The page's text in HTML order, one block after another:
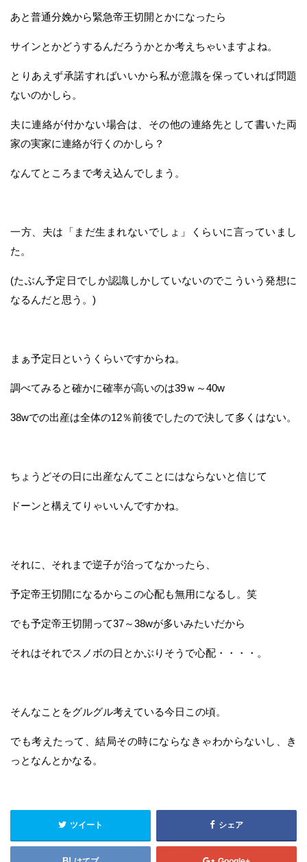
あと普通分娩から緊急帝王切開とかになったら
サインとかどうするんだろうかとか考えちゃいますよね。
とりあえず承諾すればいいから私が意識を保っていれば問題
ないのかしら。
夫に連絡が付かない場合は、その他の連絡先として書いた両
家の実家に連絡が行くのかしら？
なんてところまで考え込んでしまう。
一方、夫は「まだ生まれないでしょ」くらいに言っていまし
た。
(たぶん予定日でしか認識しかしていないのでこういう発想に
なるんだと思う。)
まぁ予定日というくらいですからね。
調べてみると確かに確率が高いのは39ｗ～40w
38wでの出産は全体の12％前後でしたので決して多くはない。
ちょうどその日に出産なんてことにはならないと信じて
ドーンと構えてりゃいいんですかね。
それに、それまで逆子が治ってなかったら、
予定帝王切開になるからこの心配も無用になるし。笑
でも予定帝王切開って37～38wが多いみたいだから
それはそれでスノボの日とかぶりそうで心配・・・・。
そんなことをグルグル考えている今日この頃。
でも考えたって、結局その時にならなきゃわからないし、き
っとなんとかなる。
ツイート シェア